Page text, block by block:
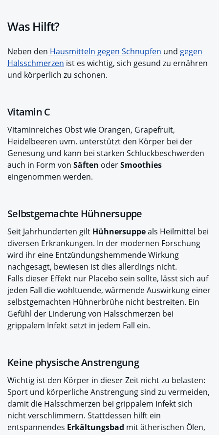
Was Hilft?
Neben den Hausmitteln gegen Schnupfen und gegen
Halsschmerzen ist es wichtig, sich gesund zu ernähren
und körperlich zu schonen.
Vitamin C
Vitaminreiches Obst wie Orangen, Grapefruit,
Heidelbeeren uvm. unterstützt den Körper bei der
Genesung und kann bei starken Schluckbeschwerden
auch in Form von Säften oderSmoothies
eingenommen werden.
Selbstgemachte Hühnersuppe
Seit Jahrhunderten gilt Hühnersuppeals Heilmittel bei
diversen Erkrankungen. In der modernen Forschung
wird ihr eine Entzündungshemmende Wirkung
nachgesagt, bewiesen ist dies allerdings nicht.
Falls dieser Effekt nur Placebo sein sollte, lässt sich auf
jeden Fall die wohltuende, wärmende Auswirkung einer
selbstgemachten Hühnerbrühe nicht bestreiten. Ein
Gefühl der Linderung von Halsschmerzen bei
grippalem Infekt setzt in jedem Fall ein.
Keine physische Anstrengung
Wichtig ist den Körper in dieser Zeit nicht zu belasten:
Sport und körperliche Anstrengung sind zu vermeiden,
damit die Halsschmerzen bei grippalem Infekt sich
nicht verschlimmern. Stattdessen hilft ein
entspannendes Erkältungsbad mit ätherischen Ölen,